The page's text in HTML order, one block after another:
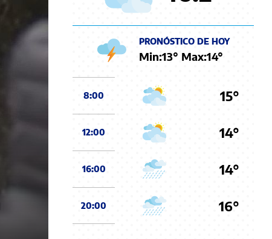
PRONÓSTICO DE HOY
Min:13° Max:14°
8:00 15°
12:00 14°
16:00 14°
20:00 16°